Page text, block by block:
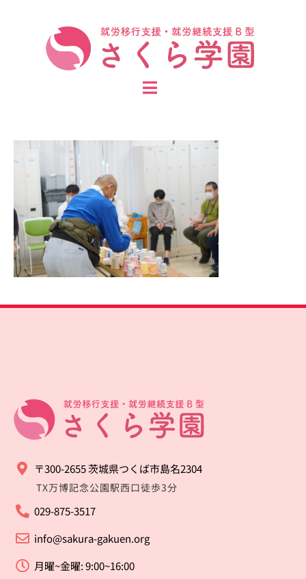
〒300-2655 茨城県つくば市島名2304
TX万博記念公園駅西口徒歩3分
029-875-3517
info@sakura-gakuen.org
月曜~金曜: 9:00~16:00